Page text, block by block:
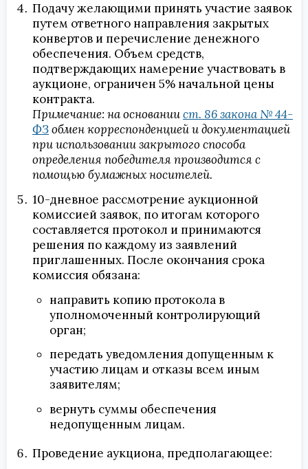
Подачу желающими принять участие заявок
путем ответного направления закрытых
конвертов и перечисление денежного
обеспечения. Объем средств,
подтверждающих намерение участвовать в
аукционе, ограничен 5% начальной цены
контракта.
Примечание: на основаниист. 86 закона № 44-
ФЗобмен корреспонденцией и документацией
при использовании закрытого способа
определения победителя производится с
помощью бумажных носителей.
10-дневное рассмотрение аукционной
комиссией заявок, по итогам которого
составляется протокол и принимаются
решения по каждому из заявлений
приглашенных. После окончания срока
комиссия обязана:
направить копию протокола в
уполномоченный контролирующий
орган;
передать уведомления допущенным к
участию лицам и отказы всем иным
заявителям;
вернуть суммы обеспечения
недопущенным лицам.
Проведение аукциона, предполагающее: